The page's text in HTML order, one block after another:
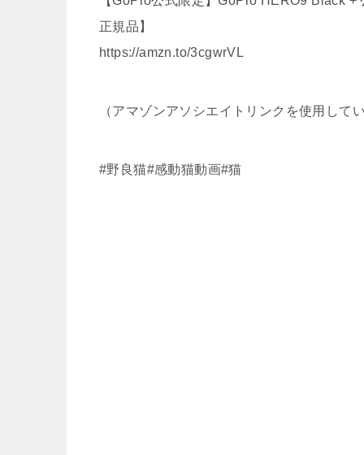
正規品】
https://amzn.to/3cgwrVL
（アマゾンアソシエイトリンクを使用してい
#野良猫#感動猫動画#猫